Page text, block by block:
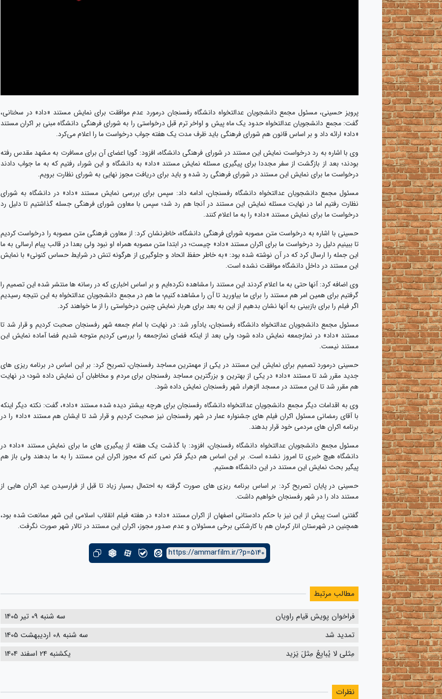
پرویز حسینی، مسئول مجمع دانشجویان عدالتخواه دانشگاه رفسنجان درمورد عدم موافقت برای نمایش مستند «داد» در سخنانی،
گفت: مجمع دانشجویان عدالتخواه حدود یک ماه پیش و اواخر ترم قبل درخواستی را به شورای فرهنگی دانشگاه مبنی بر اکران مستند
«داد» ارائه داد و بر اساس قانون هم شورای فرهنگی باید ظرف مدت یک هفته جواب درخواست ما را اعلام می‌کرد.
وی با اشاره به رد درخواست نمایش این مستند در شورای فرهنگی دانشگاه، افزود: گویا اعضای آن برای مسافرت به مشهد مقدس رفته
بودند؛ بعد از بازگشت از سفر مجددا برای پیگیری مسئله نمایش مستند «داد» به دانشگاه و این شوراء رفتیم که به ما جواب دادند
درخواست ما برای نمایش این مستند در شورای فرهنگی رد شده و باید برای دریافت مجوز نهایی به شورای نظارت برویم.
مسئول مجمع دانشجویان عدالتخواه دانشگاه رفسنجان، ادامه داد: سپس برای بررسی نمایش مستند «داد» در دانشگاه به شورای
نظارت رفتیم اما در نهایت مسئله نمایش این مستند در آنجا هم رد شد؛ سپس با معاون شورای فرهنگی جسله گذاشتیم تا دلیل رد
درخواست ما برای نمایش مستند «داد» را به ما اعلام کنند.
حسینی با اشاره به درخواست متن مصوبه شورای فرهنگی دانشگاه، خاطرنشان کرد: از معاون فرهنگی متن مصوبه را درخواست کردیم
تا ببینیم دلیل رد درخواست ما برای اکران مستند «داد» چیست؛ در ابتدا متن مصوبه همراه او نبود ولی بعدا در قالب پیام ارسالی به ما
این جمله را ارسال کرد که در آن نوشته شده بود: «به خاطر حفظ اتحاد و جلوگیری از هرگونه تنش در شرایط حساس کنونی» با نمایش
این مستند در داخل دانشگاه موافقت نشده است.
وی اضافه کرد: آنها حتی به ما اعلام کردند این مستند را مشاهده نکرده‌ایم و بر اساس اخباری که در رسانه ها منتشر شده این تصمیم را
گرفتیم برای همین امر هم مستند را برای ما بیاورید تا آن را مشاهده کنیم؛ ما هم در مجمع دانشجویان عدالتخواه به این نتیجه رسیدیم
اگر فیلم را برای بازبینی به آنها نشان بدهیم از این به بعد برای هربار نمایش چنین درخواستی را از ما خواهند کرد.
مسئول مجمع دانشجویان عدالتخواه دانشگاه رفسنجان، یادآور شد: در نهایت با امام جمعه شهر رفسنجان صحبت کردیم و قرار شد تا
مستند «داد» در نمازجمعه نمایش داده شود؛ ولی بعد از اینکه فضای نمازجمعه را بررسی کردیم متوجه شدیم فضا آماده نمایش این
مستند نیست.
حسینی درمورد تصمیم برای نمایش این مستند در یکی از مهمترین مساجد رفسنجان، تصریح کرد: بر این اساس در برنامه ریزی های
جدید مقرر شد تا مستند «داد» در یکی از بهترین و بزرگترین مساجد رفسنجان برای مردم و مخاطبان آن نمایش داده شود؛ در نهایت
هم مقرر شد تا این مستند در مسجد الزهراء شهر رفسنجان نمایش داده شود.
وی به اقدامات دیگر مجمع دانشجویان عدالتخواه دانشگاه رفسنجان برای هرچه بیشتر دیده شده مستند «داد»، گفت: نکته دیگر اینکه
با آقای رمضانی مسئول اکران فیلم های جشنواره عمار در شهر رفسنجان نیز صحبت کردیم و قرار شد تا ایشان هم مستند «داد» را در
برنامه اکران های مردمی خود قرار بدهند.
مسئول مجمع دانشجویان عدالتخواه دانشگاه رفسنجان، افزود: با گذشت یک هفته از پیگیری های ما برای نمایش مستند «داد» در
دانشگاه هیچ خبری تا امروز نشده است. بر این اساس هم دیگر فکر نمی کنم که مجوز اکران این مستند را به ما بدهند ولی باز هم
پیگیر بحث نمایش این مستند در این دانشگاه هستیم.
حسینی در پایان تصریح کرد: بر اساس برنامه ریزی های صورت گرفته به احتمال بسیار زیاد تا قبل از فرارسیدن عید اکران هایی از
مستند داد را در شهر رفسنجان خواهیم داشت.
گفتنی است پیش از این نیز با حکم دادستانی اصفهان از اکران مستند «داد» در هفته فیلم انقلاب اسلامی این شهر ممانعت شده بود،
همچنین در شهرستان انار کرمان هم با کارشکنی برخی مسئولان و عدم صدور مجوز، اکران این مستند در تالار شهر صورت نگرفت.
https://ammarfilm.ir/?p=5140
مطالب مرتبط
فراخوان پویش قیام راویان
سه شنبه 09 تیر 1405
تمدید شد
سه شنبه 08 اردیبهشت 1405
مِثلی لا یُبایِعُ مِثلَ یَزید
یکشنبه 24 اسفند 1404
نظرات